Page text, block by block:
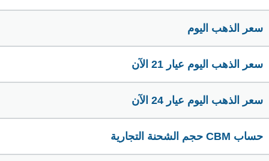
سعر الذهب اليوم
سعر الذهب اليوم عيار 21 الآن
سعر الذهب اليوم عيار 24 الآن
حساب CBM حجم الشحنة التجارية